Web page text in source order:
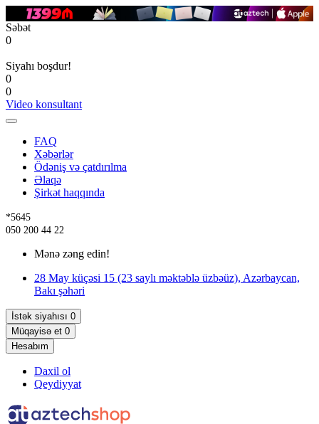
Səbət
0
Siyahı boşdur!
0
0
Video konsultant
FAQ
Xəbərlər
Ödəniş və çatdırılma
Əlaqə
Şirkət haqqında
*5645
050 200 44 22
Mənə zəng edin!
28 May küçəsi 15 (23 saylı məktəblə üzbəüz), Azərbaycan,
Bakı şəhəri
İstək siyahısı 0
Müqayisə et 0
Hesabım
Daxil ol
Qeydiyyat